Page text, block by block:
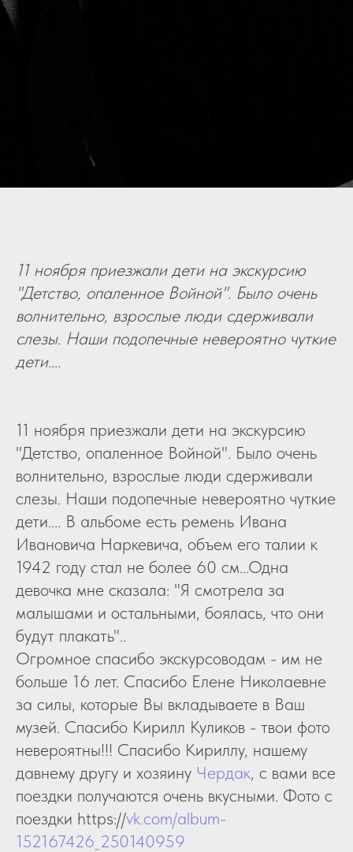
11 ноября приезжали дети на экскурсию
"Детство, опаленное Войной". Было очень
волнительно, взрослые люди сдерживали
слезы. Наши подопечные невероятно чуткие
дети....
11 ноября приезжали дети на экскурсию
"Детство, опаленное Войной". Было очень
волнительно, взрослые люди сдерживали
слезы. Наши подопечные невероятно чуткие
дети.... В альбоме есть ремень Ивана
Ивановича Наркевича, объем его талии к
1942 году стал не более 60 см...Одна
девочка мне сказала: "Я смотрела за
малышами и остальными, боялась, что они
будут плакать"..
Огромное спасибо экскурсоводам - им не
больше 16 лет. Спасибо Елене Николаевне
за силы, которые Вы вкладываете в Ваш
музей. Спасибо Кирилл Куликов - твои фото
невероятны!!! Спасибо Кириллу, нашему
давнему другу и хозяину Чердак, с вами все
поездки получаются очень вкусными. Фото с
поездки https://vk.com/album-
152167426_250140959